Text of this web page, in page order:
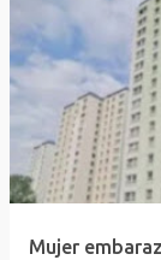
Mujer